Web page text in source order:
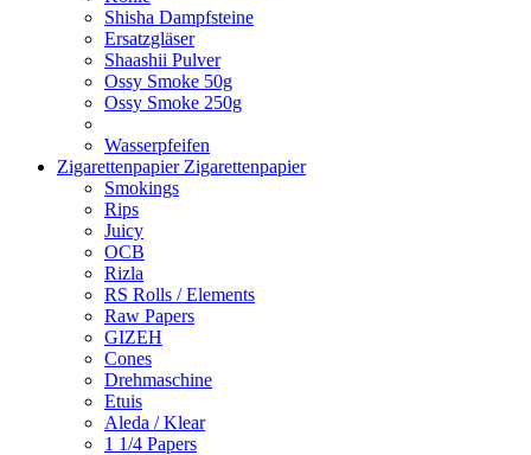
Shisha Dampfsteine
Ersatzgläser
Shaashii Pulver
Ossy Smoke 50g
Ossy Smoke 250g
Wasserpfeifen
Zigarettenpapier Zigarettenpapier
Smokings
Rips
Juicy
OCB
Rizla
RS Rolls / Elements
Raw Papers
GIZEH
Cones
Drehmaschine
Etuis
Aleda / Klear
1 1/4 Papers